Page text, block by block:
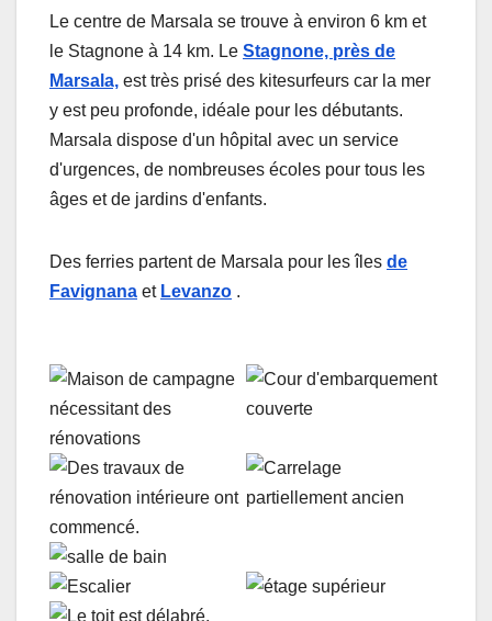
Le centre de Marsala se trouve à environ 6 km et
le Stagnone à 14 km. Le Stagnone, près de
Marsala, est très prisé des kitesurfeurs car la mer
y est peu profonde, idéale pour les débutants.
Marsala dispose d'un hôpital avec un service
d'urgences, de nombreuses écoles pour tous les
âges et de jardins d'enfants.
Des ferries partent de Marsala pour les îles de
Favignana et Levanzo .